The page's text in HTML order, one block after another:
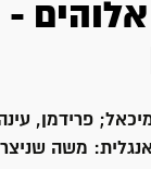
-
פרידמן,
משה שניצר